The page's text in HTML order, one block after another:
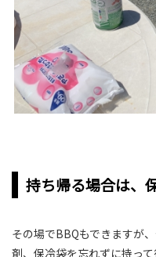
持ち帰る場合は、
その場でBBQもできますが
剤、保冷袋を忘れずに持っ